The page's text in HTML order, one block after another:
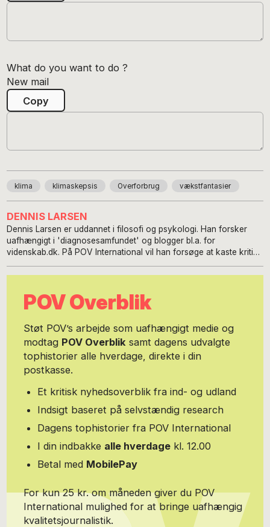
What do you want to do ?
New mail
Copy
klima klimaskepsis Overforbrug vækstfantasier
DENNIS LARSEN
Dennis Larsen er uddannet i filosofi og psykologi. Han forsker
uafhængigt i 'diagnosesamfundet' og blogger bl.a. for
videnskab.dk. På POV International vil han forsøge at kaste kritisk
sætte nye værdier på dagsordenen med fokus på at genlære at
kræver det, at vi trænger ærligt ind i vores forvirring i stedet for
skråsikkert at afvise den. Hvis du vil støtte Dennis Larsens
51 21 61 40.
POV Overblik
Støt POV’s arbejde som uafhængigt medie og
modtag POV Overblik samt dagens udvalgte
tophistorier alle hverdage, direkte i din
postkasse.
Et kritisk nyhedsoverblik fra ind- og udland
Indsigt baseret på selvstændig research
Dagens tophistorier fra POV International
I din indbakke alle hverdage kl. 12.00
Betal med MobilePay
For kun 25 kr. om måneden giver du POV
International mulighed for at bringe uafhængig
kvalitetsjournalistik.